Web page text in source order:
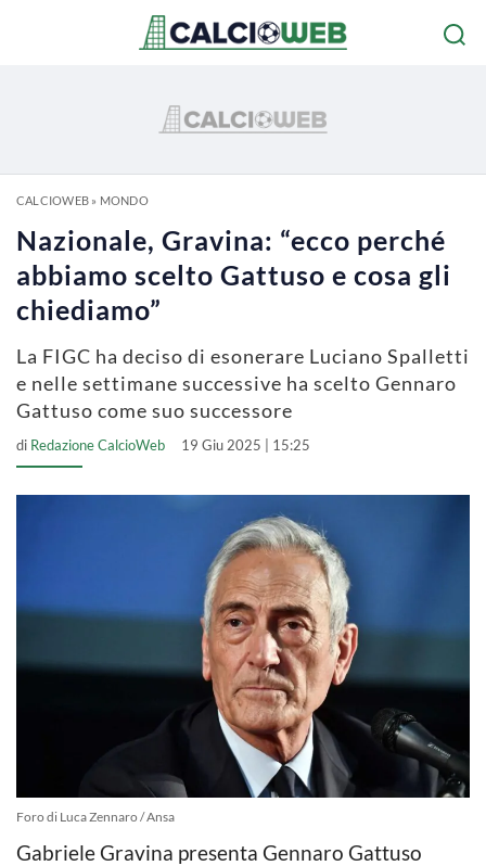
CALCIOWEB» MONDO
Nazionale, Gravina: “ecco perché
abbiamo scelto Gattuso e cosa gli
chiediamo”
La FIGC ha deciso di esonerare Luciano Spalletti
e nelle settimane successive ha scelto Gennaro
Gattuso come suo successore
di Redazione CalcioWeb 19 Giu 2025 | 15:25
Foro di Luca Zennaro / Ansa
Gabriele Gravina presenta Gennaro Gattuso